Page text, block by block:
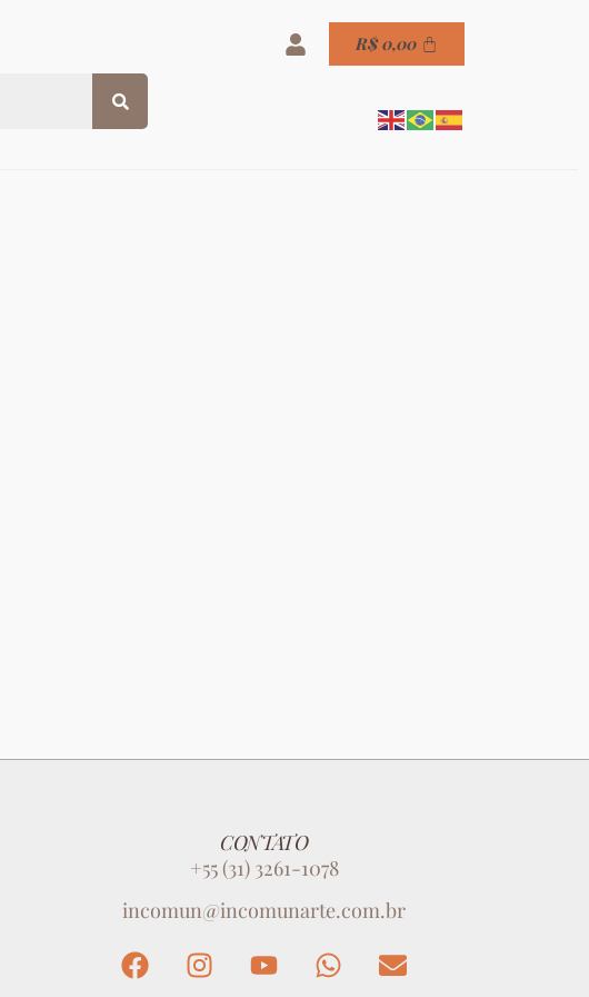
R$0,00
CONTATO
+55 (31) 3261-1078
incomun@incomunarte.com.br